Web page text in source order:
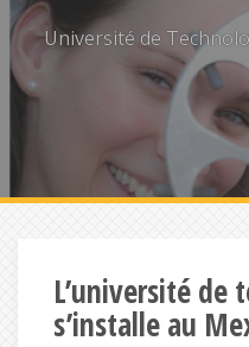
Université de
L’université de
s’installe au